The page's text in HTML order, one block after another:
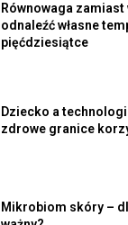
Równowaga
odnaleźć własne
pięćdziesiątce
Dziecko a
zdrowe granice
Mikrobiom skóry –